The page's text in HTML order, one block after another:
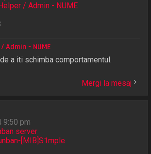
/ Admin - NUME
Admin - NUME
a iti schimba comportamentul.
Mergi la mesaj
9:50 pm
server
[MIB]S1mple